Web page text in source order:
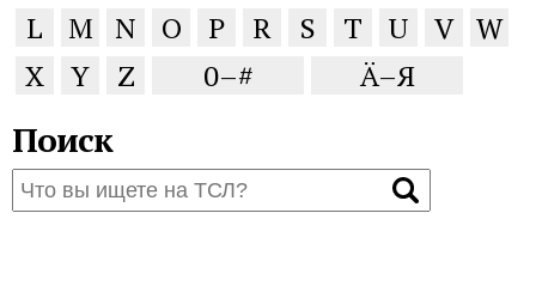
L
M N O P R S T U V W
X
Y Z 0–# Ä–Я
Поиск